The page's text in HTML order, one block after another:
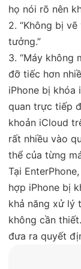
họ nói rõ nên
2. “Không bị
tưởng.”
3. “Máy không
đỡ tiếc hơn
iPhone bị khóa
quan trực tiếp
khoản iCloud
rất nhiều vào
thể của từng
Tại
hợp iPhone bị
khả năng xử lý
không cần
đưa ra quyết